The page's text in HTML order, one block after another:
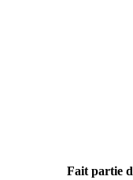
Fait partie